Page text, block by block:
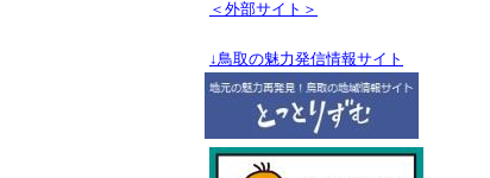
＜外部サイト＞
↓鳥取の魅力発信情報サイト